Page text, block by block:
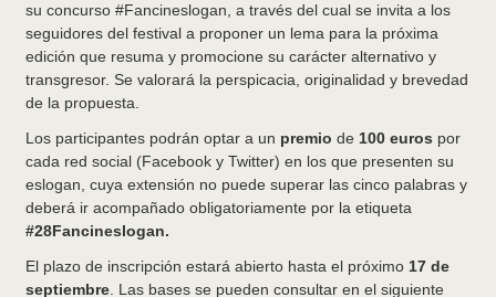
su concurso #Fancineslogan, a través del cual se invita a los
seguidores del festival a proponer un lema para la próxima
edición que resuma y promocione su carácter alternativo y
transgresor. Se valorará la perspicacia, originalidad y brevedad
de la propuesta.
Los participantes podrán optar a un premio de 100 euros por
cada red social (Facebook y Twitter) en los que presenten su
eslogan, cuya extensión no puede superar las cinco palabras y
deberá ir acompañado obligatoriamente por la etiqueta
#28Fancineslogan.
El plazo de inscripción estará abierto hasta el próximo 17 de
septiembre . Las bases se pueden consultar en el siguiente